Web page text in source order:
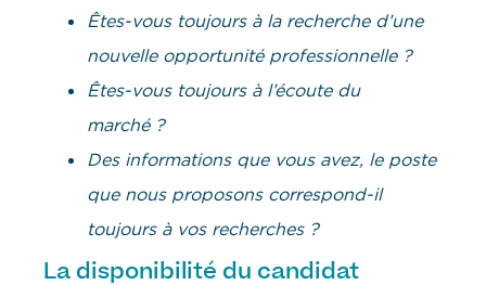
Êtes-vous toujours à la recherche d’une
nouvelle opportunité professionnelle ?
Êtes-vous toujours à l’écoute du
marché ?
Des informations que vous avez, le poste
que nous proposons correspond-il
toujours à vos recherches ?
La disponibilité du candidat